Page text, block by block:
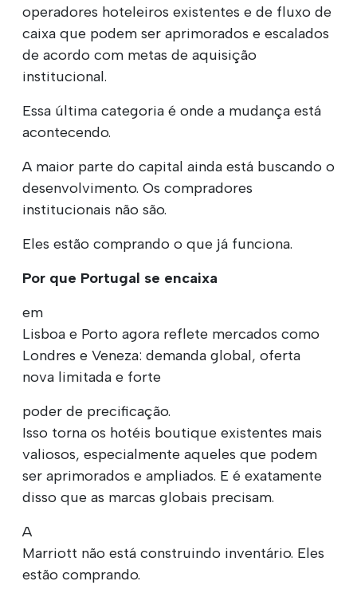
operadores hoteleiros existentes e de fluxo de
caixa que podem ser aprimorados e escalados
de acordo com metas de aquisição
institucional.
Essa última categoria é onde a mudança está
acontecendo.
A maior parte do capital ainda está buscando o
desenvolvimento. Os compradores
institucionais não são.
Eles estão comprando o que já funciona.
Por que Portugal se encaixa
em
Lisboa e Porto agora reflete mercados como
Londres e Veneza: demanda global, oferta
nova limitada e forte
poder de precificação.
Isso torna os hotéis boutique existentes mais
valiosos, especialmente aqueles que podem
ser aprimorados e ampliados. E é exatamente
disso que as marcas globais precisam.
A
Marriott não está construindo inventário. Eles
estão comprando.